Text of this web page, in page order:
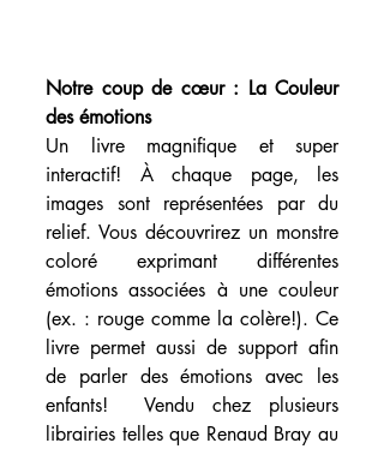
Notre coup de cœur : La Couleur
des émotions
Un livre magnifique et super
interactif! À chaque page, les
images sont représentées par du
relief. Vous découvrirez un monstre
coloré exprimant différentes
émotions associées à une couleur
(ex. : rouge comme la colère!). Ce
livre permet aussi de support afin
de parler des émotions avec les
enfants!  Vendu chez plusieurs
librairies telles que Renaud Bray au